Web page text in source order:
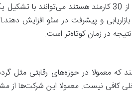
سازمان‌ها و شرکت‌هایی که دارای بیش از 30
و پیشرفت در سئو افزایش
در زمان کوتاه‌تر است.
با بیش از 100 کارمند که معمولا در
نیست. معمولا این شرکت‌ها از